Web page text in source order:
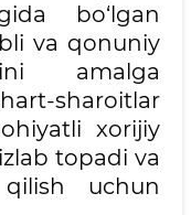
bo‘lgan
va qonuniy
amalga
sharoitlar
xorijiy
topadi va
uchun